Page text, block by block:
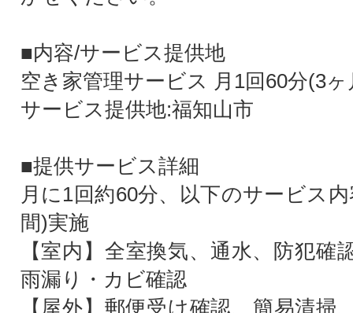
■内容/サービス提供地
空き家管理サービス 月1回60分(3ヶ
サービス提供地:福知山市
■提供サービス詳細
月に1回約60分、以下のサービス
間)実施
【室内】全室換気、通水、防犯確
雨漏り・カビ確認
【屋外】郵便受け確認、簡易清掃